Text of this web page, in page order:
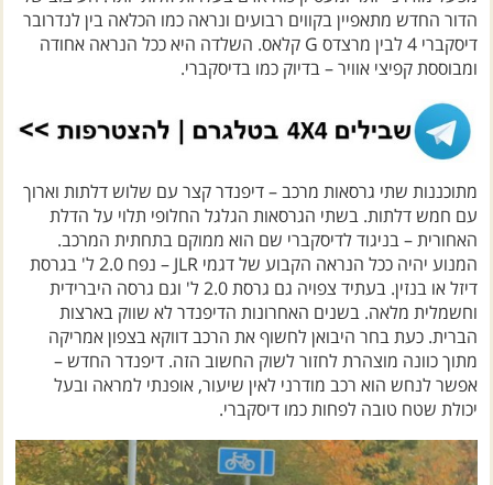
הדור החדש מתאפיין בקווים רבועים ונראה כמו הכלאה בין לנדרובר
דיסקברי 4 לבין מרצדס G קלאס. השלדה היא ככל הנראה אחודה
ומבוססת קפיצי אוויר – בדיוק כמו בדיסקברי.
מתוכננות שתי גרסאות מרכב – דיפנדר קצר עם שלוש דלתות וארוך
עם חמש דלתות. בשתי הגרסאות הגלגל החלופי תלוי על הדלת
האחורית – בניגוד לדיסקברי שם הוא ממוקם בתחתית המרכב.
המנוע יהיה ככל הנראה הקבוע של דגמי JLR – נפח 2.0 ל' בגרסת
דיזל או בנזין. בעתיד צפויה גם גרסת 2.0 ל' וגם גרסה היברידית
וחשמלית מלאה. בשנים האחרונות הדיפנדר לא שווק בארצות
הברית. כעת בחר היבואן לחשוף את הרכב דווקא בצפון אמריקה
מתוך כוונה מוצהרת לחזור לשוק החשוב הזה. דיפנדר החדש –
אפשר לנחש הוא רכב מודרני לאין שיעור, אופנתי למראה ובעל
יכולת שטח טובה לפחות כמו דיסקברי.